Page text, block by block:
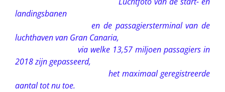
landingsbanen
en de passagiersterminal van de
luchthaven van Gran Canaria,
via welke 13,57 miljoen passagiers in
2018 zijn gepasseerd,
het maximaal geregistreerde
aantal tot nu toe.